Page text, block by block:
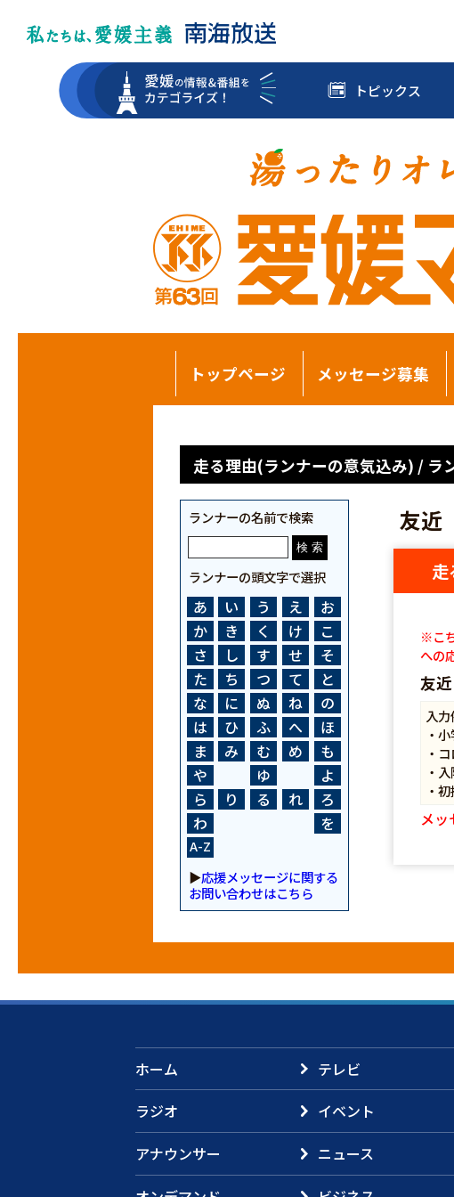
トピックス
トップページ メッセージ募集
走る理由(ランナーの意気込み) / ラ
ランナーの名前で検索
ランナーの頭文字で選択
あ い う え
お
か
き く け
こ
さ
し す せ
そ
た
ち つ て
と
な
に ぬ ね
の
は
ひ ふ へ
ほ
ま
み む め
も
や
ゆ
よ
ら
り る れ
ろ
わ
を
A-Z
▶応援メッセージに関する
お問い合わせはこちら
友近
※こ
への
友
入
・
・
・
・
メッ
ホーム
テレビ
ラジオ
イベント
アナウンサー
ニュース